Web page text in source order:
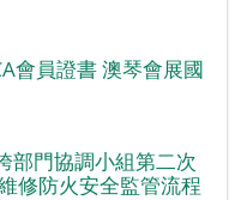
會員證書 澳琴會展國
部門協調小組第二次
修防火安全監管流程